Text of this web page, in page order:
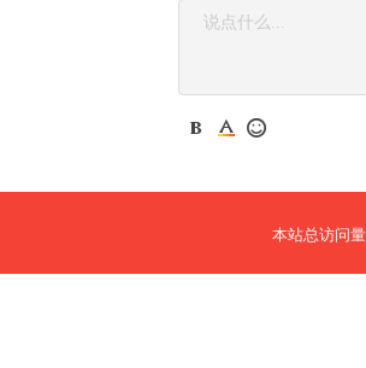
本站总访问